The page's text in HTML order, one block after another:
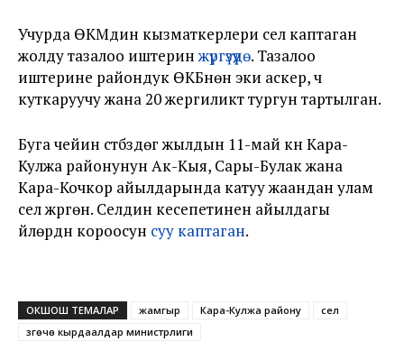
Учурда ӨКМдин кызматкерлери сел каптаган
жолду тазалоо иштеринжүргүзүүдө. Тазалоо
иштерине райондук ӨКБнөн эки аскер, үч
куткаруучу жана 20 жергиликтүү тургун тартылган.
Буга чейин үстүбүздөгү жылдын 11-май күнү Кара-
Кулжа районунун Ак-Кыя, Сары-Булак жана
Кара-Кочкор айылдарында катуу жаандан улам
сел жүргөн. Селдин кесепетинен айылдагы
үйлөрдүн короосун суу каптаган.
ОКШОШ ТЕМАЛАР жамгыр Кара-Кулжа району
сел
Өзгөчө кырдаалдар министрлиги